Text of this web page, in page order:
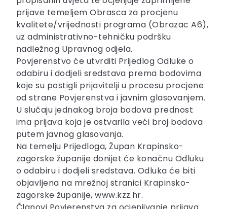
prijave temeljem Obrasca za procjenu
kvalitete/vrijednosti programa (Obrazac A6),
uz administrativno-tehničku podršku
nadležnog Upravnog odjela.
Povjerenstvo će utvrditi Prijedlog Odluke o
odabiru i dodjeli sredstava prema bodovima
koje su postigli prijavitelji u procesu procjene
od strane Povjerenstva i javnim glasovanjem.
U slučaju jednakog broja bodova prednost
ima prijava koja je ostvarila veći broj bodova
putem javnog glasovanja.
Na temelju Prijedloga, Župan Krapinsko-
zagorske županije donijet će konačnu Odluku
o odabiru i dodjeli sredstava. Odluka će biti
objavljena na mrežnoj stranici Krapinsko-
zagorske županije, www.kzz.hr.